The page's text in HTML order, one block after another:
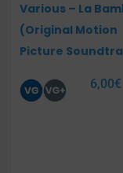
Various – La
(Original Motion
Picture
6,00€